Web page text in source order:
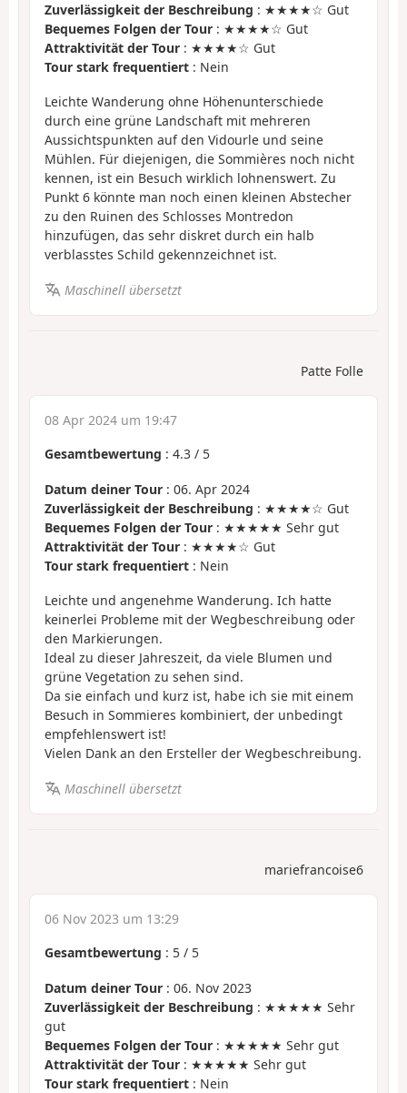
Zuverlässigkeit der Beschreibung : ★★★★☆ Gut
Bequemes Folgen der Tour : ★★★★☆ Gut
Attraktivität der Tour : ★★★★☆ Gut
Tour stark frequentiert : Nein
Leichte Wanderung ohne Höhenunterschiede
durch eine grüne Landschaft mit mehreren
Aussichtspunkten auf den Vidourle und seine
Mühlen. Für diejenigen, die Sommières noch nicht
kennen, ist ein Besuch wirklich lohnenswert. Zu
Punkt 6 könnte man noch einen kleinen Abstecher
zu den Ruinen des Schlosses Montredon
hinzufügen, das sehr diskret durch ein halb
verblasstes Schild gekennzeichnet ist.
Maschinell übersetzt
Patte Folle
08 Apr 2024 um 19:47
Gesamtbewertung : 4.3 / 5
Datum deiner Tour : 06. Apr 2024
Zuverlässigkeit der Beschreibung : ★★★★☆ Gut
Bequemes Folgen der Tour : ★★★★★ Sehr gut
Attraktivität der Tour : ★★★★☆ Gut
Tour stark frequentiert : Nein
Leichte und angenehme Wanderung. Ich hatte
keinerlei Probleme mit der Wegbeschreibung oder
den Markierungen.
Ideal zu dieser Jahreszeit, da viele Blumen und
grüne Vegetation zu sehen sind.
Da sie einfach und kurz ist, habe ich sie mit einem
Besuch in Sommieres kombiniert, der unbedingt
empfehlenswert ist!
Vielen Dank an den Ersteller der Wegbeschreibung.
Maschinell übersetzt
mariefrancoise6
06 Nov 2023 um 13:29
Gesamtbewertung : 5 / 5
Datum deiner Tour : 06. Nov 2023
Zuverlässigkeit der Beschreibung : ★★★★★ Sehr
gut
Bequemes Folgen der Tour : ★★★★★ Sehr gut
Attraktivität der Tour : ★★★★★ Sehr gut
Tour stark frequentiert : Nein